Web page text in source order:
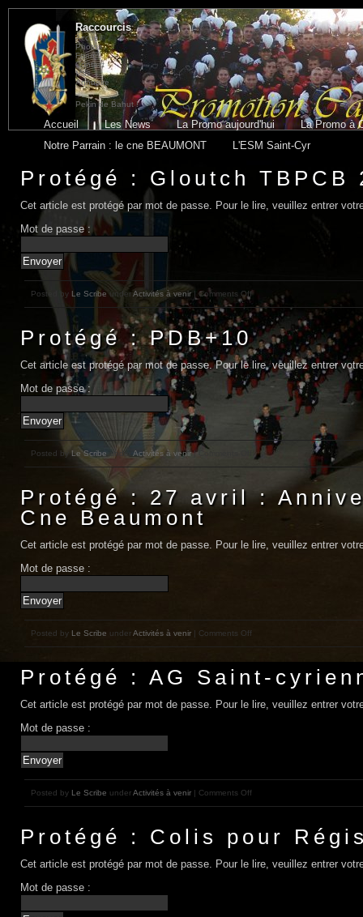
Raccourcis
Accueil
Photos
Forum
Contact
Mail
Annuaire
Pekin de Bahut !
Accueil Les News La Promo aujourd'hui
La Promo à
Notre Parrain : le cne BEAUMONT
L'ESM Saint-Cyr
Protégé : Gloutch TBPCB
Cet article est protégé par mot de passe. Pour le lire, veuillez entrer
Mot de passe :
Posted by Le ScribeunderActivités à venir | Comments Off
Protégé : PDB+10
Cet article est protégé par mot de passe. Pour le lire, veuillez entrer
Mot de passe :
Posted by Le Scribe under Activités à venir| Comments Off
Protégé : 27 avril :
Cne Beaumont
Cet article est protégé par mot de passe. Pour le lire, veuillez entrer
Mot de passe :
Posted by Le Scribe underActivités à venir | Comments Off
Protégé : AG Saint-
Cet article est protégé par mot de passe. Pour le lire, veuillez entrer
Mot de passe :
Posted by Le Scribe underActivités à venir | Comments Off
Protégé : Colis pour
Cet article est protégé par mot de passe. Pour le lire, veuillez entrer
Mot de passe :